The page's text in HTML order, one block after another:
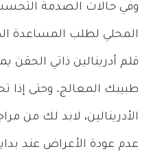
وفي حالات الصدمة
المحلي لطلب المساعدة
قلم أدرينالين ذاتي
طبيبك المعالج. وحتى
الأدرينالين، لابد لك من
عدم عودة الأعراض عند